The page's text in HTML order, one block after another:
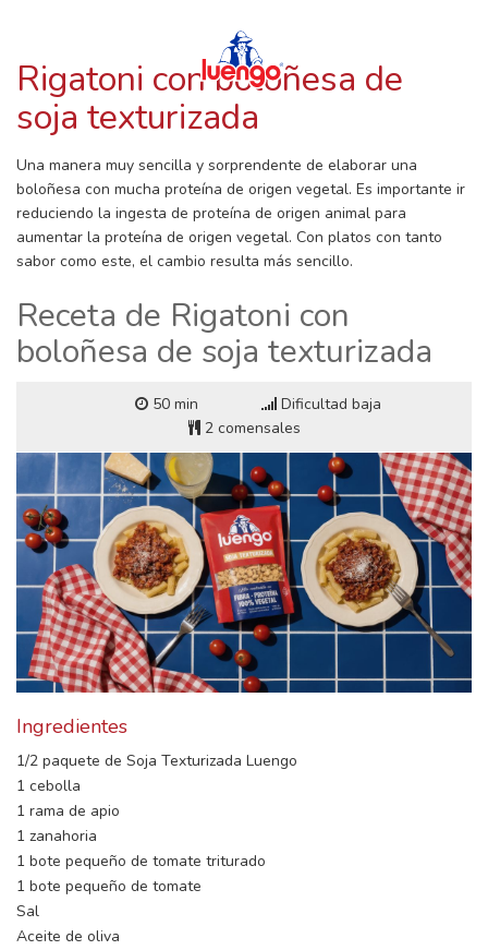
Rigatoni con boloñesa de
soja texturizada
Una manera muy sencilla y sorprendente de elaborar una
boloñesa con mucha proteína de origen vegetal. Es importante ir
reduciendo la ingesta de proteína de origen animal para
aumentar la proteína de origen vegetal. Con platos con tanto
sabor como este, el cambio resulta más sencillo.
Receta de Rigatoni con
boloñesa de soja texturizada
50 min
Dificultad baja
2 comensales
Ingredientes
1/2 paquete de Soja Texturizada Luengo
1 cebolla
1 rama de apio
1 zanahoria
1 bote pequeño de tomate triturado
1 bote pequeño de tomate
Sal
Aceite de oliva